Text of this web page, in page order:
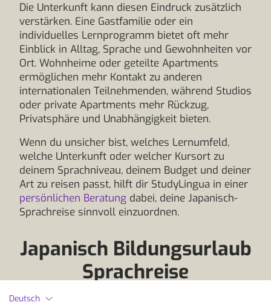
Die Unterkunft kann diesen Eindruck zusätzlich
verstärken. Eine Gastfamilie oder ein
individuelles Lernprogramm bietet oft mehr
Einblick in Alltag, Sprache und Gewohnheiten vor
Ort. Wohnheime oder geteilte Apartments
ermöglichen mehr Kontakt zu anderen
internationalen Teilnehmenden, während Studios
oder private Apartments mehr Rückzug,
Privatsphäre und Unabhängigkeit bieten.
Wenn du unsicher bist, welches Lernumfeld,
welche Unterkunft oder welcher Kursort zu
deinem Sprachniveau, deinem Budget und deiner
Art zu reisen passt, hilft dir StudyLingua in einer
persönlichen Beratung dabei, deine Japanisch-
Sprachreise sinnvoll einzuordnen.
Japanisch Bildungsurlaub
Sprachreise
Deutsch